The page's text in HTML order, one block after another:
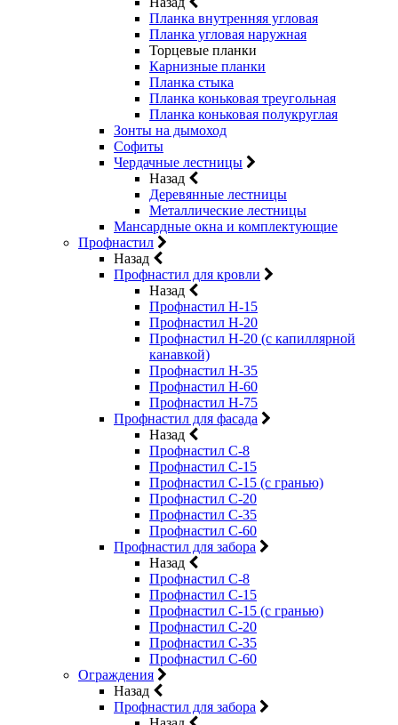
Планка внутренняя угловая
Планка угловая наружная
Торцевые планки
Карнизные планки
Планка стыка
Планка коньковая треугольная
Планка коньковая полукруглая
Зонты на дымоход
Софиты
Чердачные лестницы
Назад
Деревянные лестницы
Металлические лестницы
Мансардные окна и комплектующие
Профнастил
Назад
Профнастил для кровли
Назад
Профнастил Н-15
Профнастил Н-20
Профнастил Н-20 (с капиллярной
канавкой)
Профнастил Н-35
Профнастил Н-60
Профнастил Н-75
Профнастил для фасада
Назад
Профнастил С-8
Профнастил С-15
Профнастил С-15 (с гранью)
Профнастил С-20
Профнастил С-35
Профнастил С-60
Профнастил для забора
Назад
Профнастил С-8
Профнастил С-15
Профнастил С-15 (с гранью)
Профнастил С-20
Профнастил С-35
Профнастил С-60
Ограждения
Назад
Профнастил для забора